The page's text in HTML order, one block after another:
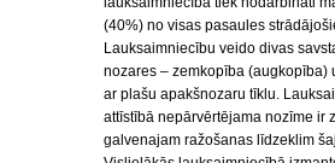
(40%) no visas pasaules
Lauksaimniecību veido divas
nozares – zemkopība (augkopība)
ar plašu apakšnozaru tīklu.
attīstībā nepārvērtējama nozīme ir
galvenajam ražošanas līdzeklim